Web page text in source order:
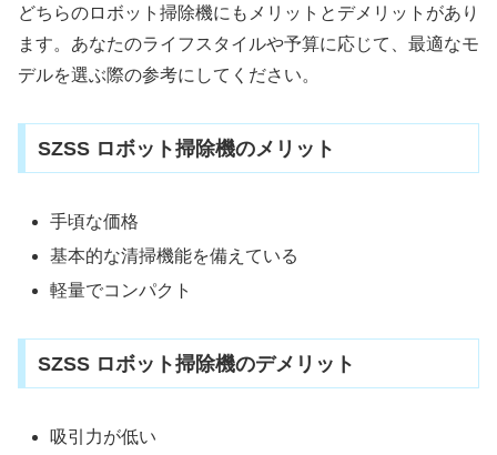
どちらのロボット掃除機にもメリットとデメリットがあり
ます。あなたのライフスタイルや予算に応じて、最適なモ
デルを選ぶ際の参考にしてください。
SZSS ロボット掃除機のメリット
手頃な価格
基本的な清掃機能を備えている
軽量でコンパクト
SZSS ロボット掃除機のデメリット
吸引力が低い